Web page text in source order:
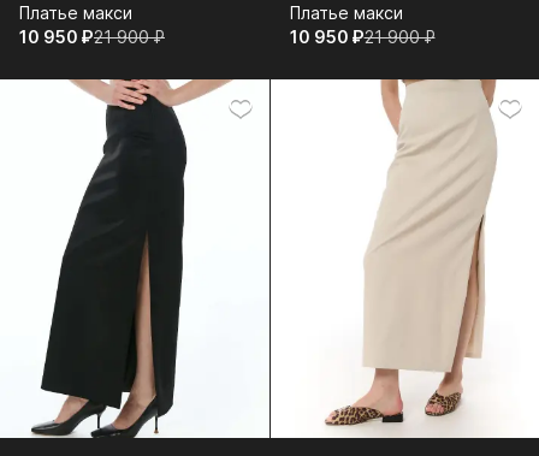
Платье макси
10 950⁠ ⁠₽21 900⁠ ⁠₽
Платье макси
10 950⁠ ⁠₽21 900⁠ ⁠₽